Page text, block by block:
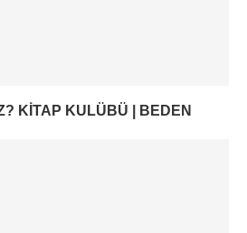
KITAP KULÜBÜ | BEDEN